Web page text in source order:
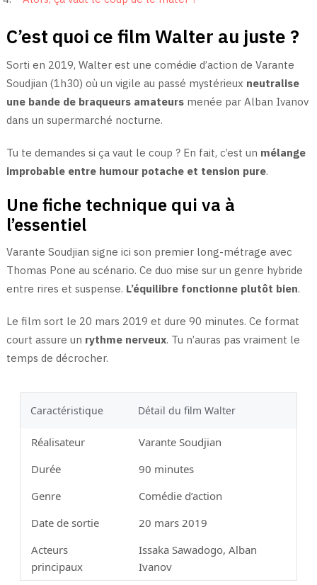
C’est quoi ce film Walter au juste ?
Sorti en 2019, Walter est une comédie d’action de Varante
Soudjian (1h30) où un vigile au passé mystérieux neutralise
une bande de braqueurs amateursmenée par Alban Ivanov
dans un supermarché nocturne.
Tu te demandes si ça vaut le coup ? En fait, c’est un mélange
improbable entre humour potache et tension pure.
Une fiche technique qui va à
l’essentiel
Varante Soudjian signe ici son premier long-métrage avec
Thomas Pone au scénario. Ce duo mise sur un genre hybride
entre rires et suspense. L’équilibre fonctionne plutôt bien.
Le film sort le 20 mars 2019 et dure 90 minutes. Ce format
court assure un rythme nerveux. Tu n’auras pas vraiment le
temps de décrocher.
Caractéristique Détail du film Walter
Réalisateur
Varante Soudjian
Durée
90 minutes
Genre
Comédie d’action
Date de sortie
20 mars 2019
Acteurs
principaux
Issaka Sawadogo, Alban
Ivanov